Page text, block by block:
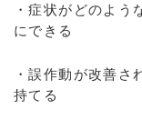
・症状がどのよう
にできる
・誤作動が改善さ
持てる